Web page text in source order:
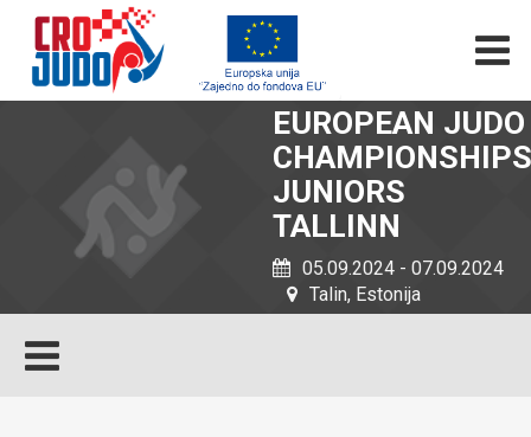
EUROPEAN JUDO
CHAMPIONSHIPS
JUNIORS
TALLINN
05.09.2024 - 07.09.2024
Talin, Estonija